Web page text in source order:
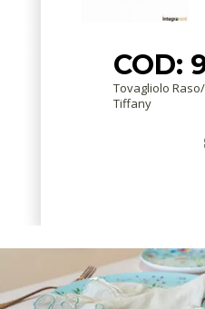
COD:
Tovagliolo
Tiffany